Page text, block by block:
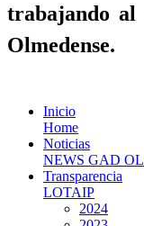
trabajando al
Olmedense.
Inicio
Home
Noticias
NEWS GAD
Transparencia
LOTAIP
2024